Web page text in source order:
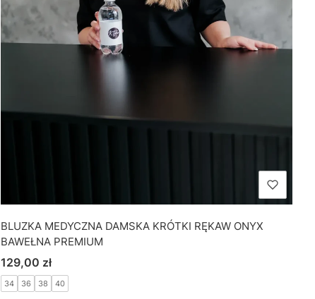
BLUZKA MEDYCZNA DAMSKA KRÓTKI RĘKAW ONYX
BAWEŁNA PREMIUM
Cena
129,00 zł
34 36 38 40